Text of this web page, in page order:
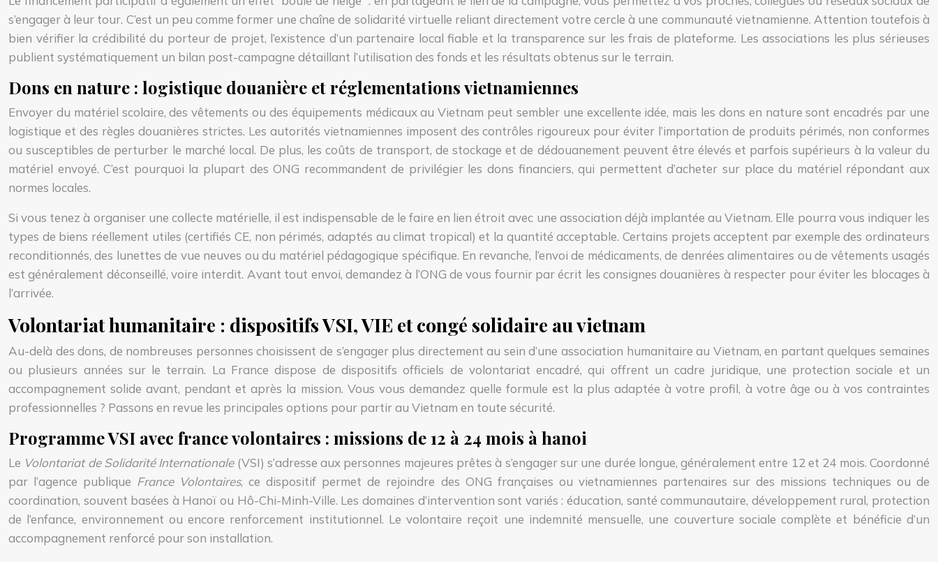
s’engager à leur tour. C’est un peu comme former une chaîne de solidarité virtuelle reliant directement votre cercle à une communauté vietnamienne. Attention toutefois à
bien vérifier la crédibilité du porteur de projet, l’existence d’un partenaire local fiable et la transparence sur les frais de plateforme. Les associations les plus sérieuses
publient systématiquement un bilan post-campagne détaillant l’utilisation des fonds et les résultats obtenus sur le terrain.
Dons en nature : logistique douanière et réglementations vietnamiennes
Envoyer du matériel scolaire, des vêtements ou des équipements médicaux au Vietnam peut sembler une excellente idée, mais les dons en nature sont encadrés par une
logistique et des règles douanières strictes. Les autorités vietnamiennes imposent des contrôles rigoureux pour éviter l’importation de produits périmés, non conformes
ou susceptibles de perturber le marché local. De plus, les coûts de transport, de stockage et de dédouanement peuvent être élevés et parfois supérieurs à la valeur du
matériel envoyé. C’est pourquoi la plupart des ONG recommandent de privilégier les dons financiers, qui permettent d’acheter sur place du matériel répondant aux
normes locales.
Si vous tenez à organiser une collecte matérielle, il est indispensable de le faire en lien étroit avec une association déjà implantée au Vietnam. Elle pourra vous indiquer les
types de biens réellement utiles (certifiés CE, non périmés, adaptés au climat tropical) et la quantité acceptable. Certains projets acceptent par exemple des ordinateurs
reconditionnés, des lunettes de vue neuves ou du matériel pédagogique spécifique. En revanche, l’envoi de médicaments, de denrées alimentaires ou de vêtements usagés
est généralement déconseillé, voire interdit. Avant tout envoi, demandez à l’ONG de vous fournir par écrit les consignes douanières à respecter pour éviter les blocages à
l’arrivée.
Volontariat humanitaire : dispositifs VSI, VIE et congé solidaire au vietnam
Au-delà des dons, de nombreuses personnes choisissent de s’engager plus directement au sein d’une association humanitaire au Vietnam, en partant quelques semaines
ou plusieurs années sur le terrain. La France dispose de dispositifs officiels de volontariat encadré, qui offrent un cadre juridique, une protection sociale et un
accompagnement solide avant, pendant et après la mission. Vous vous demandez quelle formule est la plus adaptée à votre profil, à votre âge ou à vos contraintes
professionnelles ? Passons en revue les principales options pour partir au Vietnam en toute sécurité.
Programme VSI avec france volontaires : missions de 12 à 24 mois à hanoi
Le Volontariat de Solidarité Internationale(VSI) s’adresse aux personnes majeures prêtes à s’engager sur une durée longue, généralement entre 12 et 24 mois. Coordonné
par l’agence publique France Volontaires, ce dispositif permet de rejoindre des ONG françaises ou vietnamiennes partenaires sur des missions techniques ou de
coordination, souvent basées à Hanoï ou Hô-Chi-Minh-Ville. Les domaines d’intervention sont variés : éducation, santé communautaire, développement rural, protection
de l’enfance, environnement ou encore renforcement institutionnel. Le volontaire reçoit une indemnité mensuelle, une couverture sociale complète et bénéficie d’un
accompagnement renforcé pour son installation.